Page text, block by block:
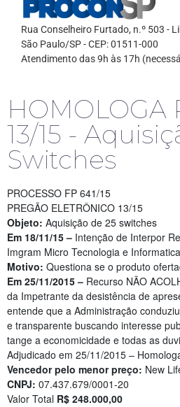
Rua Conselheiro Furtado, n.º 503 -
São Paulo/SP - CEP: 01511-000
Atendimento das 9h às 17h
HOMOLOGA
13/15 -
Switches
PROCESSO FP 641/15
PREGÃO ELETRÔNICO 13/15
Objeto: Aquisição de 25 switches
Em 18/11/15 – Intenção de Interpor
Imgram Micro Tecnologia e
Motivo: Questiona se o produto
Em 25/11/2015 – Recurso NÃO
da Impetrante da desistência de
entende que a Administração
e transparente buscando interesse
tange a economicidade e todas as
Adjudicado em 25/11/2015 –
Vencedor pelo menor preço: New
CNPJ: 07.437.679/0001-20
Valor Total R$ 248.000,00